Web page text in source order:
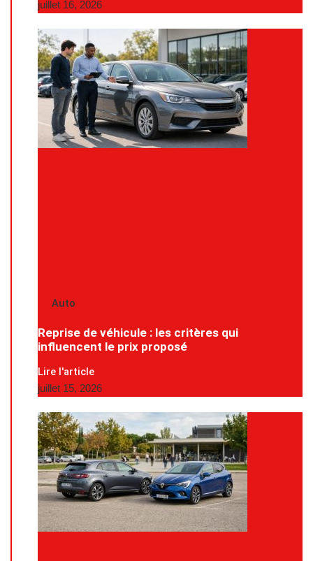
juillet 16, 2026
Auto
Reprise de véhicule : les critères qui
influencent le prix proposé
Lire l'article
juillet 15, 2026